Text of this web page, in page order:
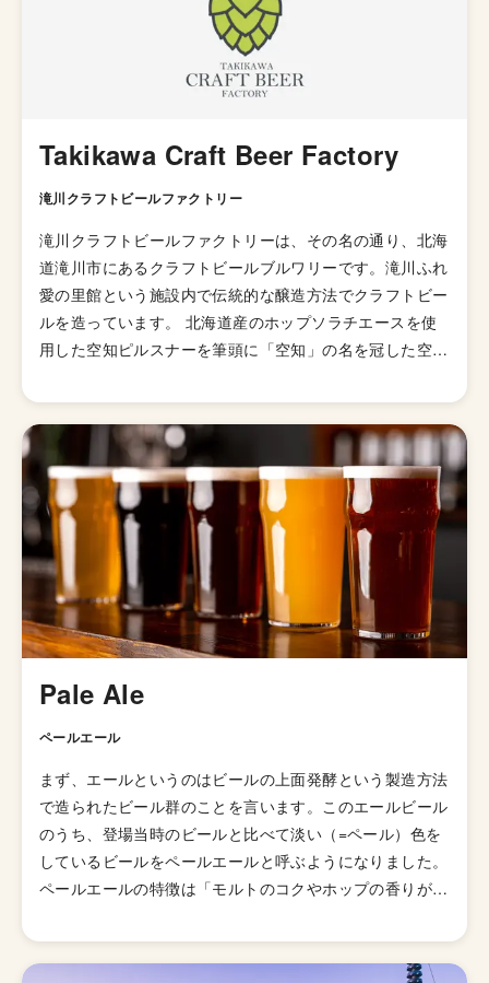
Takikawa Craft Beer Factory
滝川クラフトビールファクトリー
滝川クラフトビールファクトリーは、その名の通り、北海
道滝川市にあるクラフトビールブルワリーです。滝川ふれ
愛の里館という施設内で伝統的な醸造方法でクラフトビー
ルを造っています。 北海道産のホップソラチエースを使
用した空知ピルスナーを筆頭に「空知」の名を冠した空知
に空知ピルスナー以外にはソラチエースは使われていない
ようです。 ビールには欠かせないホップと、Takikawa
Craft Beerのアルファベットをヘタとして表現した活かし
たロゴが特徴です。
Pale Ale
ペールエール
まず、エールというのはビールの上面発酵という製造方法
で造られたビール群のことを言います。このエールビール
のうち、登場当時のビールと比べて淡い（=ペール）色を
しているビールをペールエールと呼ぶようになりました。
ペールエールの特徴は「モルトのコクやホップの香りが豊
が山ほどあるのでこれと言った型として説明しずらいスタ
イルになっています。 発祥はイギリスですが、柑橘様の